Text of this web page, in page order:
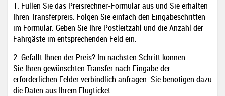
1. Füllen Sie das Preisrechner-Formular aus und Sie erhalten
Ihren Transferpreis. Folgen Sie einfach den Eingabeschritten
im Formular. Geben Sie Ihre Postleitzahl und die Anzahl der
Fahrgäste im entsprechenden Feld ein.
2. Gefällt Ihnen der Preis? Im nächsten Schritt können
Sie Ihren gewünschten Transfer nach Eingabe der
erforderlichen Felder verbindlich anfragen. Sie benötigen dazu
die Daten aus Ihrem Flugticket.